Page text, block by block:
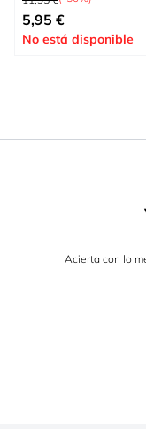
Tan bajo como
5,95 €
No está disponible
Acierta con lo